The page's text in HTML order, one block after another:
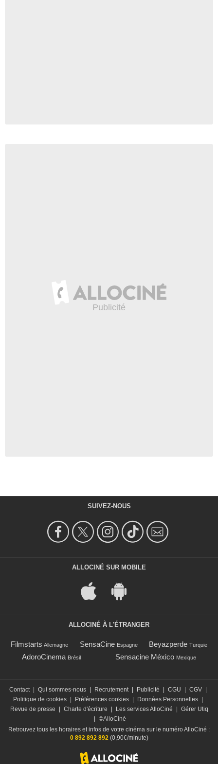
SUIVEZ-NOUS
ALLOCINÉ SUR MOBILE
ALLOCINÉ À L'ÉTRANGER
Filmstarts Allemagne SensaCine Espagne Beyazperde Turquie
AdoroCinema Brésil Sensacine México Mexique
Contact Qui sommes-nous Recrutement Publicité CGU CGV
Politique de cookies
Préférences cookies Données Personnelles
Revue de presse
Charte d'écriture Les services AlloCiné
Gérer Utiq
©AlloCiné
Retrouvez tous les horaires et infos de votre cinéma sur le numéro AlloCiné :
0 892 892 892(0,90€/minute)